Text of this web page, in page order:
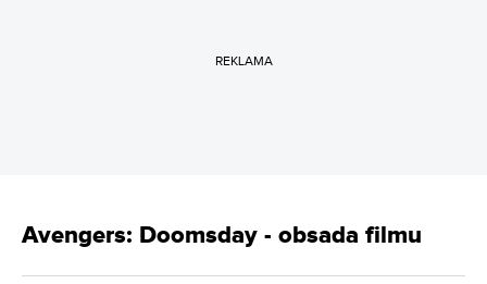
REKLAMA
Avengers: Doomsday - obsada filmu